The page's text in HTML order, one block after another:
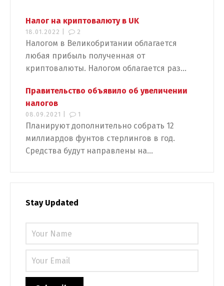
Налог на криптовалюту в UK
18.01.2022 | 2
Налогом в Великобритании облагается
любая прибыль полученная от
криптовалюты. Налогом облагается раз...
Правительство объявило об увеличении
налогов
08.09.2021 | 1
Планируют дополнительно собрать 12
миллиардов фунтов стерлингов в год.
Средства будут направлены на...
Stay Updated